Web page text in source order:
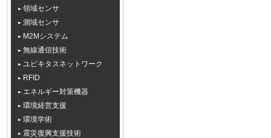
領域センサ
測域センサ
M2Mシステム
無線通信技術
ユビキタスネットワーク
RFID
エネルギー対策機器
環境経営支援
環境学術
震災復興支援技術